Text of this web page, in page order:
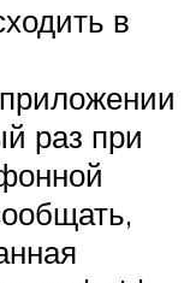
в
раз при